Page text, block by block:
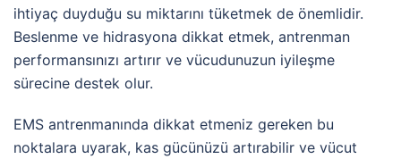
ihtiyaç duyduğu su miktarını tüketmek de önemlidir.
Beslenme ve hidrasyona dikkat etmek, antrenman
performansınızı artırır ve vücudunuzun iyileşme
sürecine destek olur.
EMS antrenmanında dikkat etmeniz gereken bu
noktalara uyarak, kas gücünüzü artırabilir ve vücut